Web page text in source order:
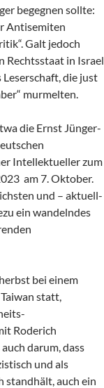
begegnen sollte:
Antisemiten
Galt jedoch
Rechtsstaat in Israel
Leserschaft, die just
murmelten.
die Ernst Jünger-
Intellektueller zum
am 7. Oktober.
und – aktuell-
ein wandelndes
bei einem
statt,
Roderich
darum, dass
und als
auch ein